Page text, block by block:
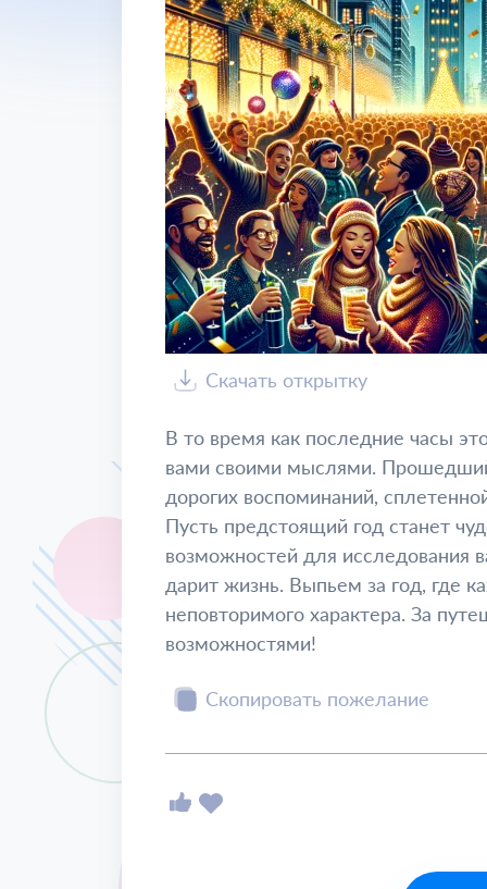
Скачать открытку
В то время как последние часы
вами своими мыслями.
дорогих воспоминаний,
Пусть предстоящий год станет
возможностей для исследования
дарит жизнь. Выпьем за год, где
неповторимого характера. За
возможностями!
Скопировать пожелание